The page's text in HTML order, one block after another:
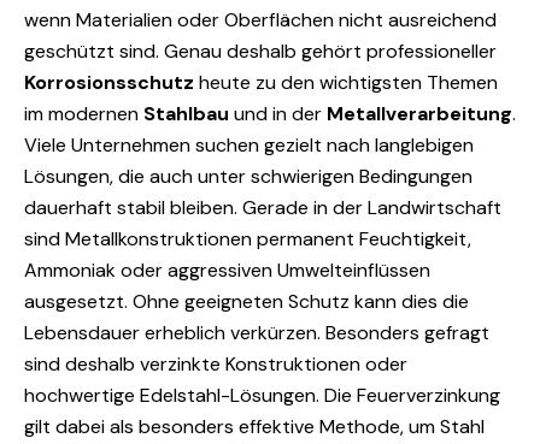
wenn Materialien oder Oberflächen nicht ausreichend
geschützt sind. Genau deshalb gehört professioneller
Korrosionsschutz heute zu den wichtigsten Themen
im modernen Stahlbau und in der Metallverarbeitung.
Viele Unternehmen suchen gezielt nach langlebigen
Lösungen, die auch unter schwierigen Bedingungen
dauerhaft stabil bleiben. Gerade in der Landwirtschaft
sind Metallkonstruktionen permanent Feuchtigkeit,
Ammoniak oder aggressiven Umwelteinflüssen
ausgesetzt. Ohne geeigneten Schutz kann dies die
Lebensdauer erheblich verkürzen. Besonders gefragt
sind deshalb verzinkte Konstruktionen oder
hochwertige Edelstahl-Lösungen. Die Feuerverzinkung
gilt dabei als besonders effektive Methode, um Stahl